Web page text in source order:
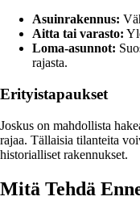
Asuinrakennus:
Aitta tai varasto:
Loma-asunnot:
rajasta.
Erityistapaukset
Joskus on mahdollista
rajaa. Tällaisia tilanteita
historialliset rakennukset.
Mitä Tehdä